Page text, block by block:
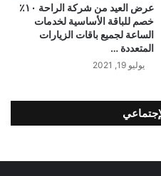
عرض العيد من شركة الراحة ١٠٪؜
خصم للباقة الأساسية لخدمات
الساعة لجميع باقات الزيارات
المتعددة …
يوليو 19, 2021